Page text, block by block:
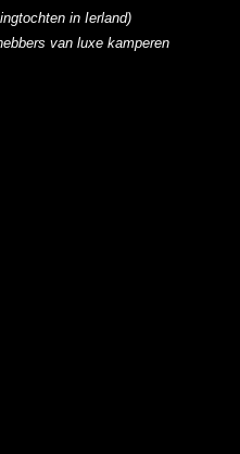
in Ierland)
van luxe kamperen